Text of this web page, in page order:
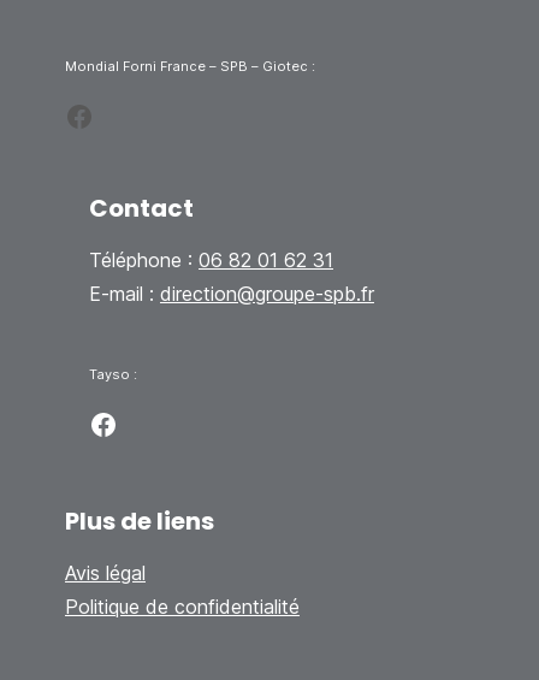
Mondial Forni France – SPB – Giotec :
Facebook
Contact
Téléphone : 06 82 01 62 31
E-mail : direction@groupe-spb.fr
Tayso :
Facebook
Plus de liens
Avis légal
Politique de confidentialité